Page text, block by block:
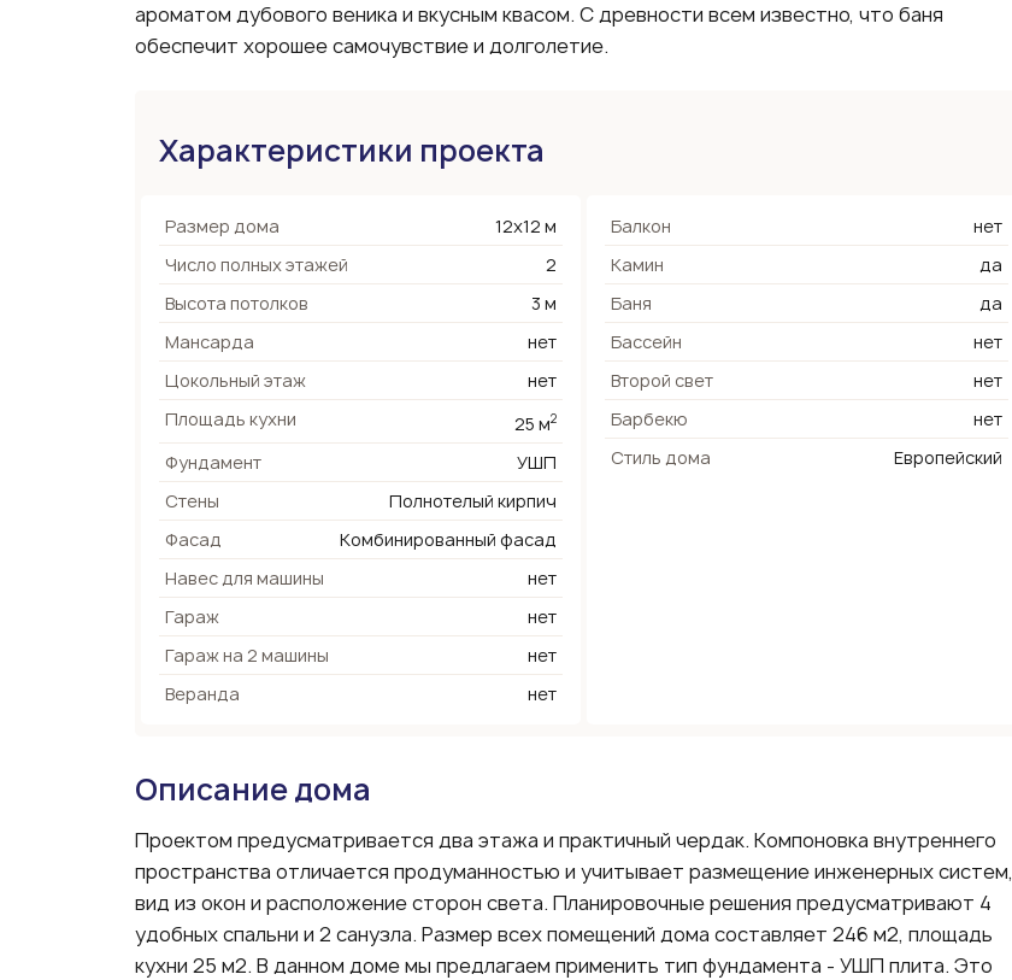
ароматом дубового веника и вкусным квасом. С древности всем известно, что баня
обеспечит хорошее самочувствие и долголетие.
Характеристики проекта
Размер дома
12х12 м
Число полных этажей
2
Высота потолков
3 м
Мансарда
нет
Цокольный этаж
нет
Площадь кухни
25 м2
Фундамент
УШП
Стены
Полнотелый кирпич
Фасад
Комбинированный фасад
Навес для машины
нет
Гараж
нет
Гараж на 2 машины
нет
Веранда
нет
Балкон
нет
Камин
да
Баня
да
Бассейн
нет
Второй свет
нет
Барбекю
нет
Стиль дома
Европейский
Описание дома
Проектом предусматривается два этажа и практичный чердак. Компоновка внутреннего
пространства отличается продуманностью и учитывает размещение инженерных систем,
вид из окон и расположение сторон света. Планировочные решения предусматривают 4
удобных спальни и 2 санузла. Размер всех помещений дома составляет 246 м2, площадь
кухни 25 м2. В данном доме мы предлагаем применить тип фундамента - УШП плита. Это